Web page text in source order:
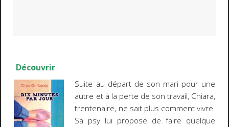
Découvrir
Suite au départ de son mari pour une
autre et à la perte de son travail, Chiara,
trentenaire, ne sait plus comment vivre.
Sa psy lui propose de faire quelque